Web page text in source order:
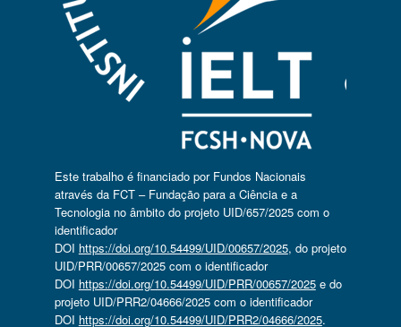
Este trabalho é financiado por Fundos Nacionais
através da FCT – Fundação para a Ciência e a
Tecnologia no âmbito do projeto UID/657/2025 com o
identificador
DOI https://doi.org/10.54499/UID/00657/2025, do projeto
UID/PRR/00657/2025 com o identificador
DOI https://doi.org/10.54499/UID/PRR/00657/2025e do
projeto UID/PRR2/04666/2025 com o identificador
DOI https://doi.org/10.54499/UID/PRR2/04666/2025.